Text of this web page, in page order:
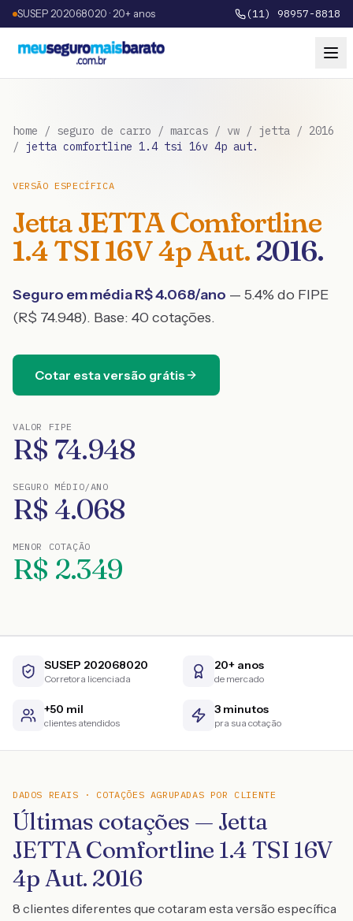
SUSEP 202068020 · 20+ anos (11) 98957-8818
home / seguro de carro / marcas / vw / jetta / 2016
/ jetta comfortline 1.4 tsi 16v 4p aut.
VERSÃO ESPECÍFICA
JettaJETTA Comfortline
1.4 TSI 16V 4p Aut. 2016.
Seguro em média R$4.068/ano — 5.4% do FIPE
(R$ 74.948). Base: 40 cotações.
Cotar esta versão grátis
VALOR FIPE
R$ 74.948
SEGURO MÉDIO/ANO
R$ 4.068
MENOR COTAÇÃO
R$ 2.349
SUSEP 202068020
Corretora licenciada
20+ anos
de mercado
+50 mil
clientes atendidos
3 minutos
pra sua cotação
DADOS REAIS · COTAÇÕES AGRUPADAS POR CLIENTE
Últimas cotações — Jetta
JETTA Comfortline 1.4 TSI 16V
4p Aut. 2016
8 clientes diferentes que cotaram esta versão específica